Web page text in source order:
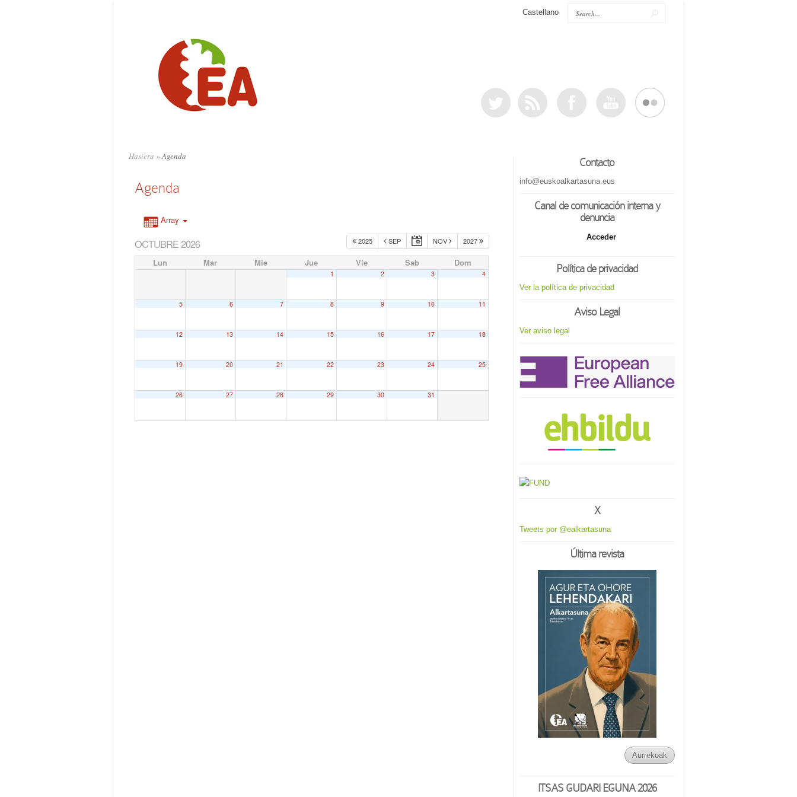
Castellano
Hasiera »Agenda
Agenda
Array
OCTUBRE 2026 2025 SEP NOV 2027
Lun Mar Mie Jue Vie Sab Dom
1 2 3 4
5 6 7 8 9 10 11
12 13 14 15 16 17 18
19 20 21 22 23 24 25
26 27 28 29 30 31
Contacto
info@euskoalkartasuna.eus
Canal de comunicación interna y
denuncia
Acceder
Política de privacidad
Ver la política de privacidad
Aviso Legal
Ver aviso legal
X
Tweets por @ealkartasuna
Última revista
Aurrekoak
ITSAS GUDARI EGUNA 2026